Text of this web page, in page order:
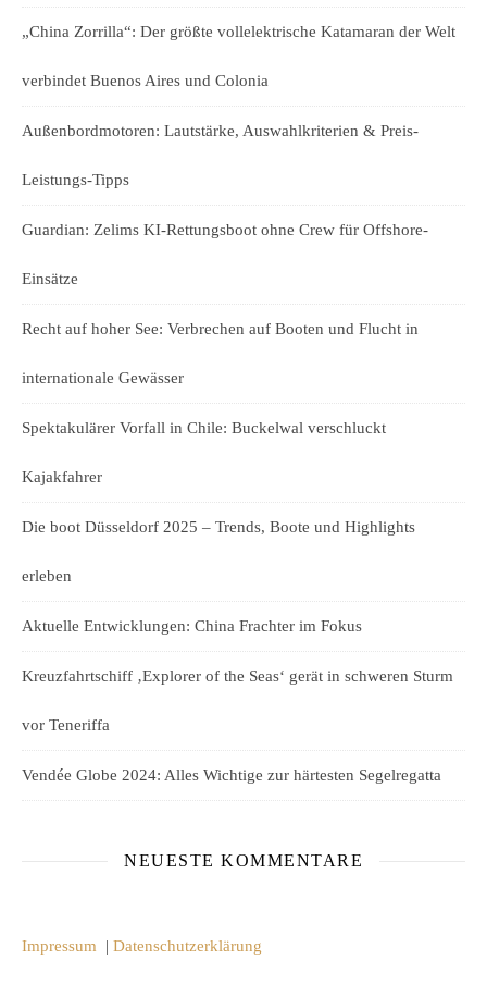
„China Zorrilla“: Der größte vollelektrische Katamaran der Welt
verbindet Buenos Aires und Colonia
Außenbordmotoren: Lautstärke, Auswahlkriterien & Preis-
Leistungs-Tipps
Guardian: Zelims KI-Rettungsboot ohne Crew für Offshore-
Einsätze
Recht auf hoher See: Verbrechen auf Booten und Flucht in
internationale Gewässer
Spektakulärer Vorfall in Chile: Buckelwal verschluckt
Kajakfahrer
Die boot Düsseldorf 2025 – Trends, Boote und Highlights
erleben
Aktuelle Entwicklungen: China Frachter im Fokus
Kreuzfahrtschiff ‚Explorer of the Seas‘ gerät in schweren Sturm
vor Teneriffa
Vendée Globe 2024: Alles Wichtige zur härtesten Segelregatta
NEUESTE KOMMENTARE
Impressum | Datenschutzerklärung